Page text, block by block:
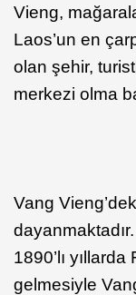
Vieng,
Laos’un en
olan şehir,
merkezi olma
Vang
1890’lı
gelmesiyle